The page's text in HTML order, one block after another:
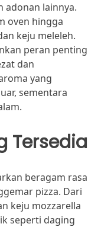
adonan lainnya.
oven hingga
keju meleleh.
peran penting
dan
yang
sementara
Tersedia
beragam rasa
pizza. Dari
keju mozzarella
seperti daging